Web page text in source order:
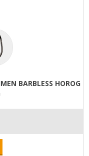
BARBLESS HOROG